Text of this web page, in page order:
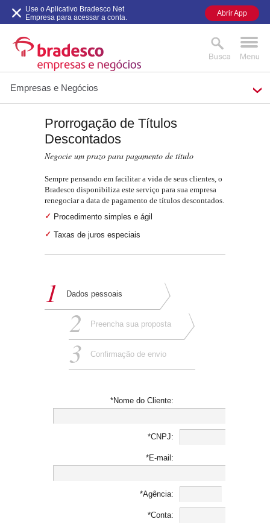
Empresas e Negócios
MAIS BUSCADOS
Prorrogação de Títulos
Descontados
Negocie um prazo para pagamento de título
Sempre pensando em facilitar a vida de seus clientes, o
Bradesco disponibiliza este serviço para sua empresa
renegociar a data de pagamento de títulos descontados.
Procedimento simples e ágil
Taxas de juros especiais
Use o Aplicativo Bradesco Net
Empresa para acessar a conta.
Abrir App